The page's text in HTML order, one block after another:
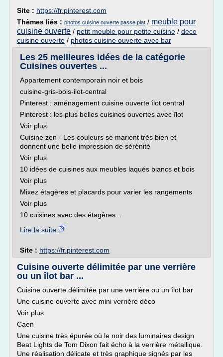
Site : https://fr.pinterest.com
Thèmes liés : photos cuisine ouverte passe plat / meuble pour
cuisine ouverte / petit meuble pour petite cuisine / deco
cuisine ouverte / photos cuisine ouverte avec bar
Les 25 meilleures idées de la catégorie
Cuisines ouvertes ...
Appartement contemporain noir et bois
cuisine-gris-bois-ilot-central
Pinterest : aménagement cuisine ouverte îlot central
Pinterest : les plus belles cuisines ouvertes avec îlot
Voir plus
Cuisine zen - Les couleurs se marient très bien et
donnent une belle impression de sérénité
Voir plus
10 idées de cuisines aux meubles laqués blancs et bois
Voir plus
Mixez étagères et placards pour varier les rangements
Voir plus
10 cuisines avec des étagères...
Lire la suite
Site : https://fr.pinterest.com
Cuisine ouverte délimitée par une verrière
ou un îlot bar ...
Cuisine ouverte délimitée par une verrière ou un îlot bar
Une cuisine ouverte avec mini verrière déco
Voir plus
Caen
Une cuisine très épurée où le noir des luminaires design
Beat Lights de Tom Dixon fait écho à la verrière métallique.
Une réalisation délicate et très graphique signés par les